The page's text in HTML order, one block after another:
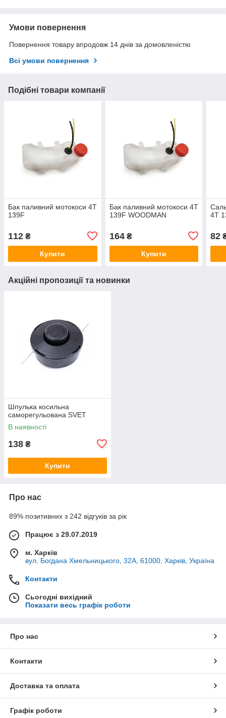
Умови повернення
Повернення товару впродовж 14 днів за домовленістю
Всі умови повернення
Подібні товари компанії
Бак паливний мотокоси 4T
139F
112 ₴
Купити
Бак паливний мотокоси 4T
139F WOODMAN
164₴
Купити
4T
82
Акційні пропозиції та новинки
Шпулька косильна
саморегульована SVET
В наявності
138 ₴
Купити
Про нас
89% позитивних з 242 відгуків за рік
Працює з 29.07.2019
м. Харків
вул. Богдана Хмельницького, 32А, 61000, Харків, Україна
Контакти
Сьогодні вихідний
Показати весь графік роботи
Про нас
Контакти
Доставка та оплата
Графік роботи